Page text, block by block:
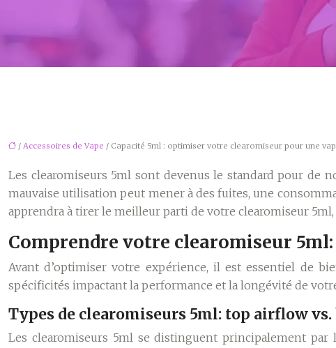
/ Accessoires de Vape / Capacité 5ml : optimiser votre clearomiseur pour une
Les clearomiseurs 5ml sont devenus le standard pour de
mauvaise utilisation peut mener à des fuites, une
apprendra à tirer le meilleur parti de votre clearomiseur
Comprendre votre clearomiseur
Avant d’optimiser votre expérience, il est essentiel de
spécificités impactant la performance et la longévité de
Types de clearomiseurs 5ml: top airflow
Les clearomiseurs 5ml se distinguent principalement